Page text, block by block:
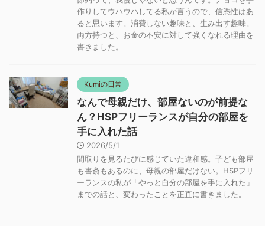
両方持つと、お金の不安に対して強くなれる理由を
書きました。
ん？HSPフリーランスが自分の部屋を
手に入れた話
2026/5/1
間取りを見るたびに感じていた違和感。子ども部屋
も書斎もあるのに、母親の部屋だけない。HSPフリ
までの話と、変わったことを正直に書きました。